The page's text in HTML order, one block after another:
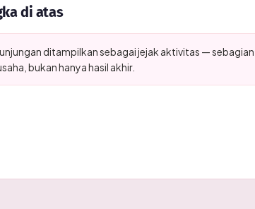
di atas
ditampilkan sebagai jejak aktivitas —
bukan hanya hasil akhir.